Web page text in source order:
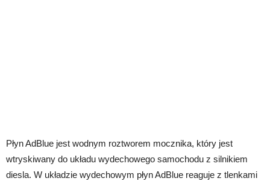
Płyn AdBlue jest wodnym roztworem mocznika, który jest
wtryskiwany do układu wydechowego samochodu z silnikiem
diesla. W układzie wydechowym płyn AdBlue reaguje z tlenkami